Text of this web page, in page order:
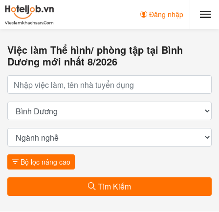
Đăng nhập
Việc làm Thể hình/ phòng tập tại Bình
Dương mới nhất 8/2026
Bộ lọc nâng cao
Tìm Kiếm